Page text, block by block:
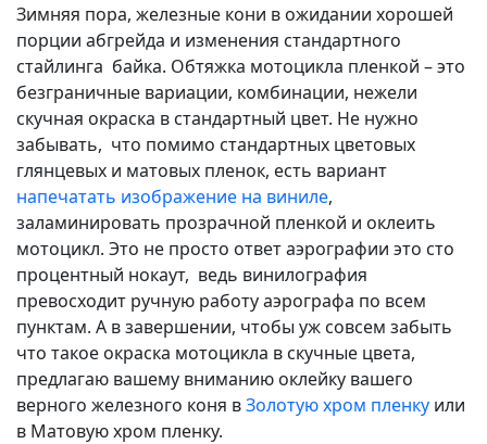
Зимняя пора, железные кони в ожидании хорошей
порции абгрейда и изменения стандартного
стайлинга байка. Обтяжка мотоцикла пленкой – это
безграничные вариации, комбинации, нежели
скучная окраска в стандартный цвет. Не нужно
забывать, что помимо стандартных цветовых
глянцевых и матовых пленок, есть вариант
напечатать изображение на виниле,
заламинировать прозрачной пленкой и оклеить
мотоцикл. Это не просто ответ аэрографии это сто
процентный нокаут, ведь винилография
превосходит ручную работу аэрографа по всем
пунктам. А в завершении, чтобы уж совсем забыть
что такое окраска мотоцикла в скучные цвета,
предлагаю вашему вниманию оклейку вашего
верного железного коня вЗолотую хром пленку или
в Матовую хром пленку.